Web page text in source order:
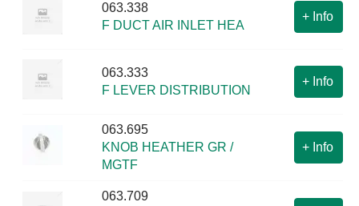
063.338
F DUCT AIR INLET HEA
+ Info
063.333
F LEVER DISTRIBUTION
+ Info
063.695
KNOB HEATHER GR /
MGTF
+ Info
063.709